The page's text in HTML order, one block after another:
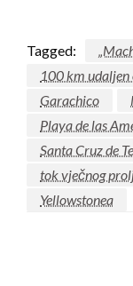
Tagged:
100 km
Garachico
Playa de las
Santa Cruz de
tok vječnog
Yellowstonea